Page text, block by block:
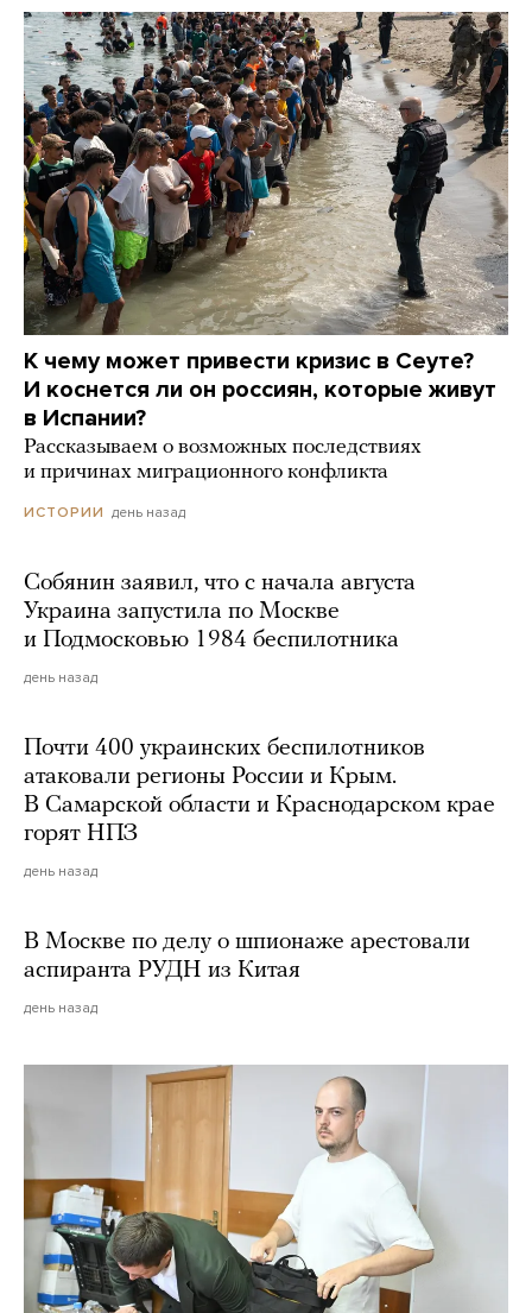
К чему может привести кризис в Сеуте?
И коснется ли он россиян, которые живут
в Испании?
Рассказываем о возможных последствиях
и причинах миграционного конфликта
ИСТОРИИ день назад
Собянин заявил, что с начала августа
Украина запустила по Москве
и Подмосковью 1984 беспилотника
день назад
Почти 400 украинских беспилотников
атаковали регионы России и Крым.
В Самарской области и Краснодарском крае
горят НПЗ
день назад
В Москве по делу о шпионаже арестовали
аспиранта РУДН из Китая
день назад